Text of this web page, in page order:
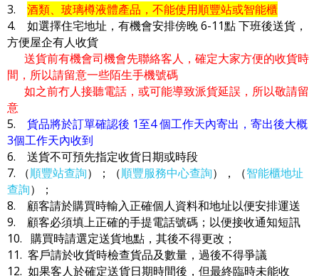
3. 酒類、玻璃樽液體產品，不能使用順豐站或智能櫃
4. 如選擇住宅地址，有機會安排傍晚 6-11點 下班後送貨，
方便屋企有人收貨
送貨前有機會司機會先聯絡客人，確定大家方便的收貨時
間，所以請留意一些陌生手機號碼
如之前冇人接聽電話，或可能導致派貨延誤，所以敬請留
意
5. 貨品將於訂單確認後 1至4 個工作天內寄出，寄出後大概
3個工作天內收到
6. 送貨不可預先指定收貨日期或時段
7. （順豐站查詢）；（順豐服務中心查詢），（智能櫃地址
查詢）；
8. 顧客請於購買時輸入正確個人資料和地址以便安排運送
9. 顧客必須填上正確的手提電話號碼；以便接收通知短訊
10. 購買時請選定送貨地點，其後不得更改；
11. 客戶請於收貨時檢查貨品及數量，過後不得爭議
12. 如果客人於確定送貨日期時間後，但最終臨時未能收